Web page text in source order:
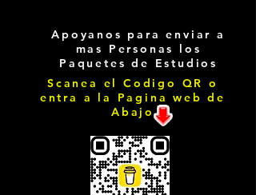
Apoyanos para enviar a
mas Personas los
Paquetes de Estudios
Scanea el Codigo QR o
entra a la Pagina web de
Abajo